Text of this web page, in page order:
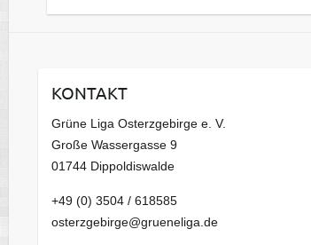
KONTAKT
Grüne Liga Osterzgebirge e. V.
Große Wassergasse 9
01744 Dippoldiswalde
+49 (0) 3504 / 618585
osterzgebirge@grueneliga.de